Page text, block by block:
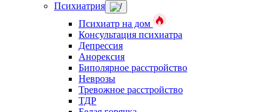
Психиатрия
Психиатр на дом
Консультация психиатра
Депрессия
Анорексия
Биполярное расстройство
Неврозы
Тревожное расстройство
ТДР